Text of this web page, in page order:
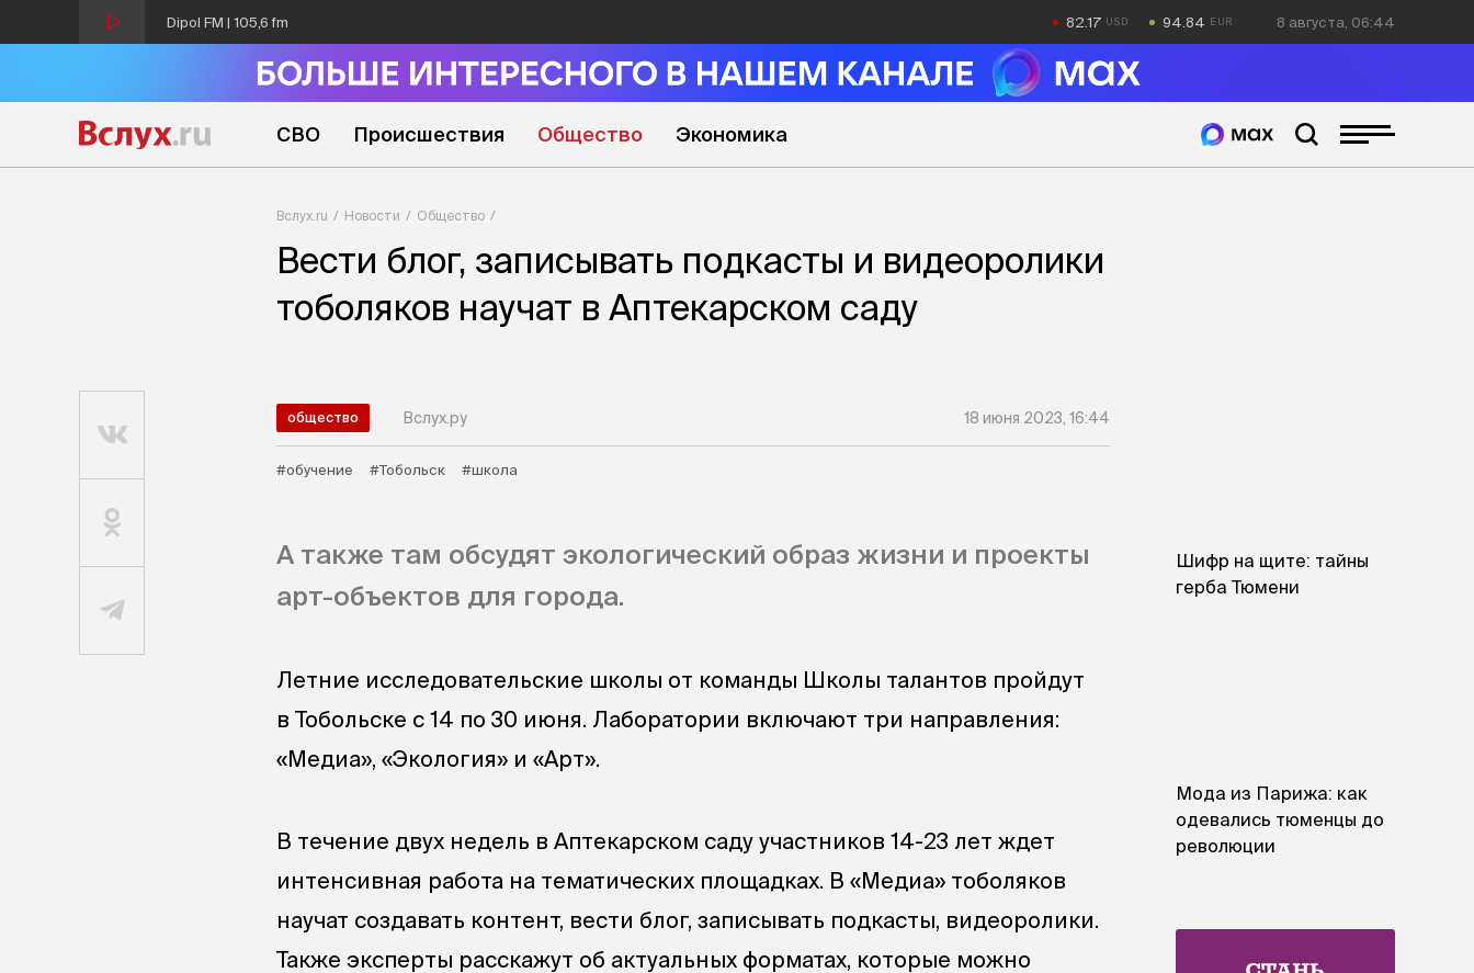
Dipol FM | 105,6 fm 82.17 94.84 8 августа, 06:44
СВО Происшествия Общество Экономика
Вслух.ru Новости Общество
Вести блог, записывать подкасты и видеоролики
тоболяков научат в Аптекарском саду
общество Вслух.ру 18 июня 2023, 16:44
#обучение #Тобольск #школа
А также там обсудят экологический образ жизни и проекты
арт-объектов для города.
Летние исследовательские школы от команды Школы талантов пройдут
в Тобольске с 14 по 30 июня. Лаборатории включают три направления:
«Медиа», «Экология» и «Арт».
В течение двух недель в Аптекарском саду участников 14-23 лет ждет
интенсивная работа на тематических площадках. В «Медиа» тоболяков
научат создавать контент, вести блог, записывать подкасты, видеоролики.
Также эксперты расскажут об актуальных форматах, которые можно
Шифр на щите: тайны
герба Тюмени
Мода из Парижа: как
одевались тюменцы до
революции